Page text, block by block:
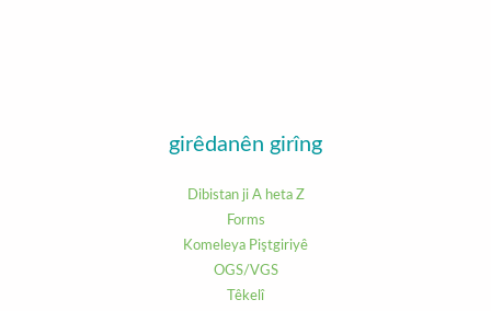
girêdanên girîng
Dibistan ji A heta Z
Forms
Komeleya Piştgiriyê
OGS/VGS
Têkelî